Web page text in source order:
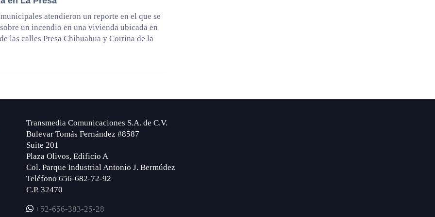
atendieron un reporte en el que se
un incendio en una vivienda ubicada en
las calles Presa Chihuahua y Cortina de la
Transmedia Comunicaciones S.A. de C.V.
Bulevar Tomás Fernández #8587
Suite 201
Plaza Olivos, Edificio A
Col. Parque Industrial Antonio J. Bermúdez
Teléfono 656-682-72-92
C.P. 32470
+52-656-383-25-28